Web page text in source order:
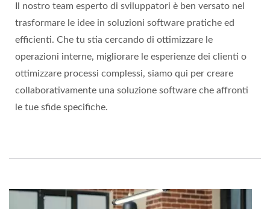
Il nostro team esperto di sviluppatori è ben versato nel
trasformare le idee in soluzioni software pratiche ed
efficienti. Che tu stia cercando di ottimizzare le
operazioni interne, migliorare le esperienze dei clienti o
ottimizzare processi complessi, siamo qui per creare
collaborativamente una soluzione software che affronti
le tue sfide specifiche.